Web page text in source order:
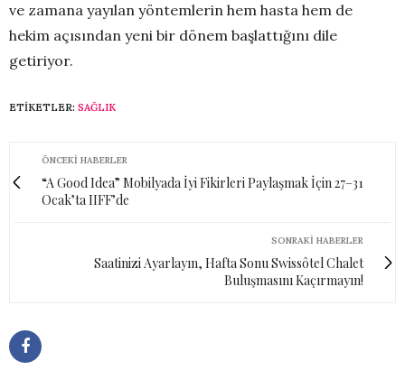
ve zamana yayılan yöntemlerin hem hasta hem de
hekim açısından yeni bir dönem başlattığını dile
getiriyor.
ETIKETLER: SAĞLIK
ÖNCEKI HABERLER
“A Good Idea” Mobilyada İyi Fikirleri Paylaşmak İçin 27–31
Ocak’ta IIFF’de
SONRAKI HABERLER
Saatinizi Ayarlayın, Hafta Sonu Swissôtel Chalet
Buluşmasını Kaçırmayın!